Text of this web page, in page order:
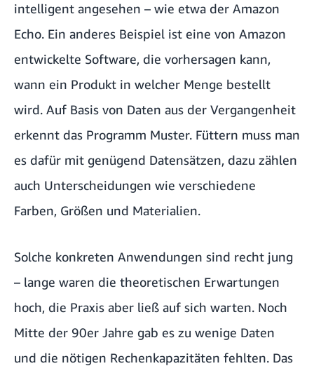
intelligent angesehen – wie etwa der Amazon
Echo. Ein anderes Beispiel ist eine von Amazon
entwickelte Software, die vorhersagen kann,
wann ein Produkt in welcher Menge bestellt
wird. Auf Basis von Daten aus der Vergangenheit
erkennt das Programm Muster. Füttern muss man
es dafür mit genügend Datensätzen, dazu zählen
auch Unterscheidungen wie verschiedene
Farben, Größen und Materialien.
Solche konkreten Anwendungen sind recht jung
– lange waren die theoretischen Erwartungen
hoch, die Praxis aber ließ auf sich warten. Noch
Mitte der 90er Jahre gab es zu wenige Daten
und die nötigen Rechenkapazitäten fehlten. Das